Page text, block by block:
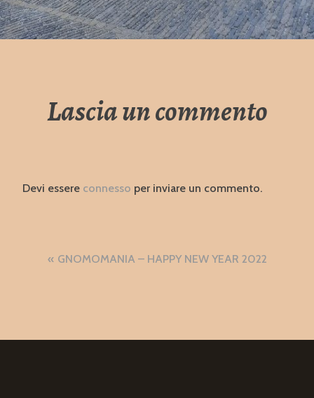
Lascia un commento
Devi essere connesso per inviare un commento.
Navigazione
GNOMOMANIA – HAPPY NEW YEAR 2022